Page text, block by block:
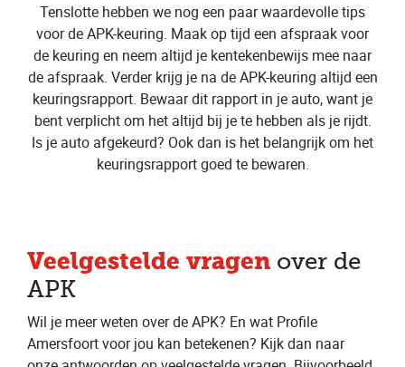
Tenslotte hebben we nog een paar waardevolle tips
voor de APK-keuring. Maak op tijd een afspraak voor
de keuring en neem altijd je kentekenbewijs mee naar
de afspraak. Verder krijg je na de APK-keuring altijd een
keuringsrapport. Bewaar dit rapport in je auto, want je
bent verplicht om het altijd bij je te hebben als je rijdt.
Is je auto afgekeurd? Ook dan is het belangrijk om het
keuringsrapport goed te bewaren.
Veelgestelde vragen over de
APK
Wil je meer weten over de APK? En wat Profile
Amersfoort voor jou kan betekenen? Kijk dan naar